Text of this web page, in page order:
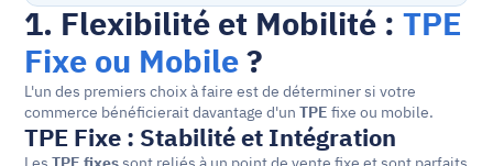
1. Flexibilité et Mobilité : TPE
Fixe ou Mobile ?
L'un des premiers choix à faire est de déterminer si votre
commerce bénéficierait davantage d'un TPE fixe ou mobile.
TPE Fixe : Stabilité et Intégration